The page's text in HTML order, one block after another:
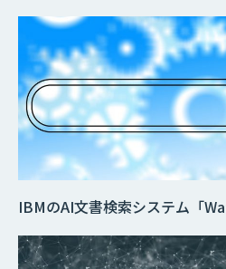
IBMのAI文書検索システム「